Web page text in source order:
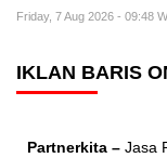
Friday, 7 Aug 2026 - 09:48
IKLAN BARIS
Partnerkita – Jasa